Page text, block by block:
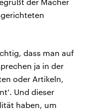
dass man auf
ja in der
oder Artikeln,
Und dieser
haben, um